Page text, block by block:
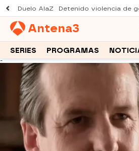
Duelo AlaZ Detenido violencia de
Antena3
SERIES PROGRAMAS
-